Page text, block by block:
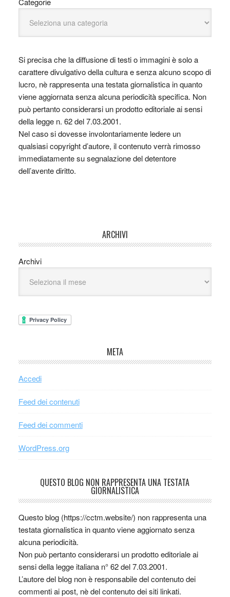
Si precisa che la diffusione di testi o immagini è solo a
carattere divulgativo della cultura e senza alcuno scopo di
lucro, nè rappresenta una testata giornalistica in quanto
viene aggiornata senza alcuna periodicità specifica. Non
può pertanto considerarsi un prodotto editoriale ai sensi
della legge n. 62 del 7.03.2001.
Nel caso si dovesse involontariamente ledere un
qualsiasi copyright d’autore, il contenuto verrà rimosso
immediatamente su segnalazione del detentore
dell’avente diritto.
ARCHIVI
Archivi
META
Accedi
Feed dei contenuti
Feed dei commenti
WordPress.org
QUESTO BLOG NON RAPPRESENTA UNA TESTATA
GIORNALISTICA
Questo blog (https://cctm.website/) non rappresenta una
testata giornalistica in quanto viene aggiornato senza
alcuna periodicità.
Non può pertanto considerarsi un prodotto editoriale ai
sensi della legge italiana n° 62 del 7.03.2001.
L’autore del blog non è responsabile del contenuto dei
commenti ai post, nè del contenuto dei siti linkati.